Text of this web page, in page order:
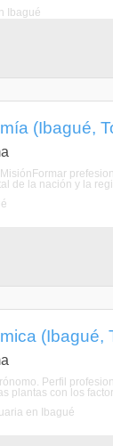
Ibagué
(Ibagué,
de la nación y la
(Ibagué,
Perfil
plantas con los
en Ibagué